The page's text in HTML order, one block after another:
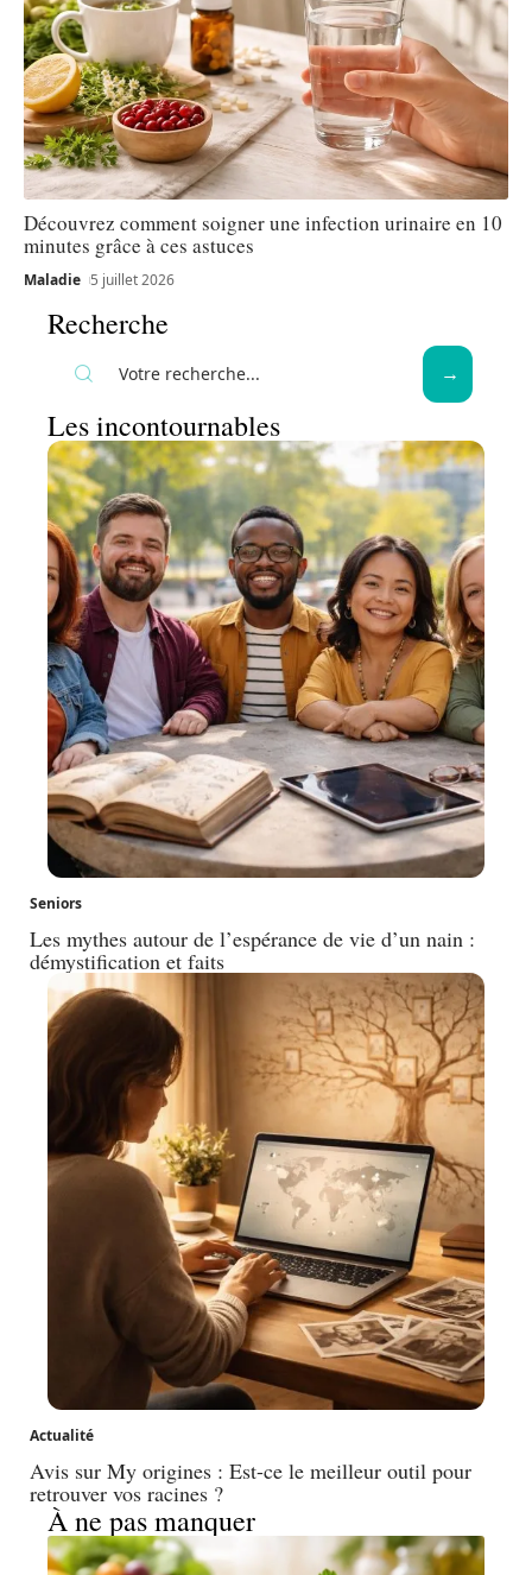
Découvrez comment soigner une infection urinaire en 10
minutes grâce à ces astuces
Maladie 5 juillet 2026
Recherche
Les incontournables
Seniors
Les mythes autour de l’espérance de vie d’un nain :
démystification et faits
Actualité
Avis sur My origines : Est-ce le meilleur outil pour
retrouver vos racines ?
À ne pas manquer